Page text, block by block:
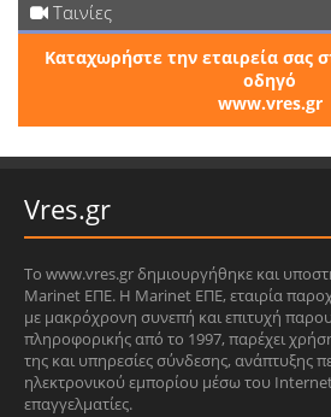
Ταινίες
Καταχωρήστε την εταιρεία σας
οδηγό
www.vres.gr
Vres.gr
Το www.vres.gr δημιουργήθηκε και
Marinet ΕΠΕ. Η Marinet ΕΠΕ, εταιρία
με μακρόχρονη συνεπή και επιτυχή
πληροφορικής από το 1997, παρέχει
της και υπηρεσίες σύνδεσης, ανάπτυξης
ηλεκτρονικού εμπορίου μέσω του Internet,
επαγγελματίες.